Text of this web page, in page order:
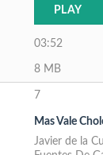
PLAY
03:52
8 MB
7
Mas Vale
Javier de la